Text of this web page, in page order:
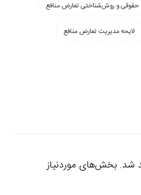
حقوقی و روش‌شناختی تعارض منافع
لایحه مدیریت تعارض منافع
شد. بخش‌های موردنیاز